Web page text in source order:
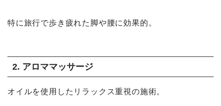
特に旅行で歩き疲れた脚や腰に効果的。
2. アロママッサージ
オイルを使用したリラックス重視の施術。